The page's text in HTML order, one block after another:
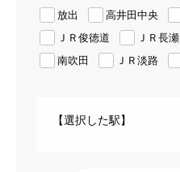
放出
高井田中央
ＪＲ俊徳道
ＪＲ長瀬
南吹田
ＪＲ淡路
【選択した駅】